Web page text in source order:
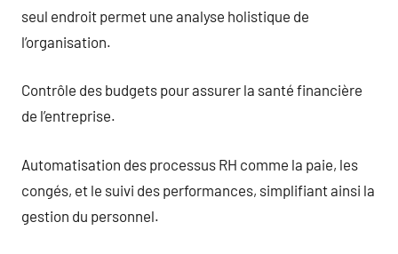
seul endroit permet une analyse holistique de
l’organisation.
Contrôle des budgets pour assurer la santé financière
de l’entreprise.
Automatisation des processus RH comme la paie, les
congés, et le suivi des performances, simplifiant ainsi la
gestion du personnel.